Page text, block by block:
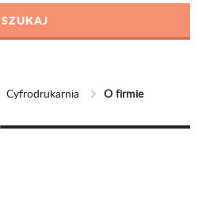
Cyfrodrukarnia O firmie